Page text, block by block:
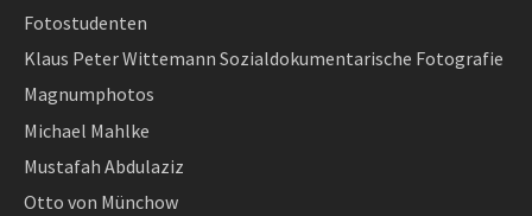
Fotostudenten
Klaus Peter Wittemann Sozialdokumentarische Fotografie
Magnumphotos
Michael Mahlke
Mustafah Abdulaziz
Otto von Münchow